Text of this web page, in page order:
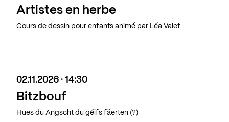
Artistes en herbe
Cours de dessin pour enfants animé par Léa Valet
02.11.2026 · 14:30
Bitzbouf
Hues du Angscht du géifs fäerten (?)